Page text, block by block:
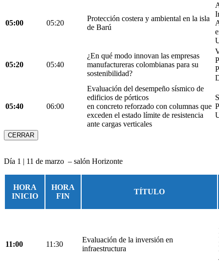
05:00 05:20
Protección costera y ambiental en la isla
de Barú
05:20 05:40
¿En qué modo innovan las empresas
manufactureras colombianas para su
sostenibilidad?
05:40 06:00
Evaluación del desempeño sísmico de
edificios de pórticos
en concreto reforzado con columnas que
exceden el estado límite de resistencia
ante cargas verticales
CERRAR
Día 1 | 11 de marzo – salón Horizonte
HORA
INICIO
HORA
FIN
TÍTULO
11:00 11:30
Evaluación de la inversión en
infraestructura